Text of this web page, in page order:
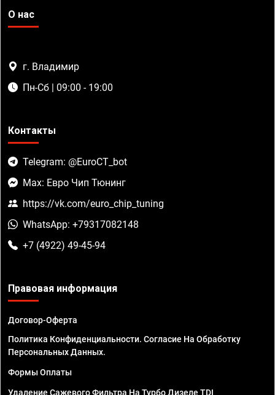
О нас
г. Владимир
Пн-Сб | 09:00 - 19:00
Контакты
Telegram: @EuroCT_bot
Max: Евро Чип Тюнинг
https://vk.com/euro_chip_tuning
WhatsApp: +79317082148
+7 (4922) 49-45-94
Правовая информация
Договор-Оферта
Политика Конфиденциальности. Согласие На Обработку
Персональных Данных.
Формы Оплаты
Удаление Сажевого Фильтра На Турбо Дизеле TDI